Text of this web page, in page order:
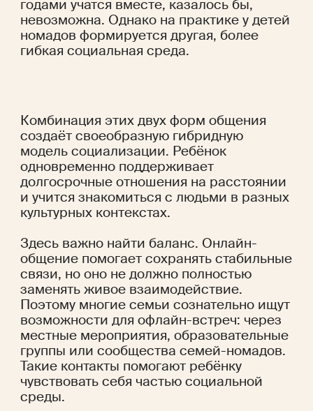
годами учатся вместе, казалось бы,
невозможна. Однако на практике у детей
номадов формируется другая, более
гибкая социальная среда.
Комбинация этих двух форм общения
создаёт своеобразную гибридную
модель социализации. Ребёнок
одновременно поддерживает
долгосрочные отношения на расстоянии
и учится знакомиться с людьми в разных
культурных контекстах.
Здесь важно найти баланс. Онлайн-
общение помогает сохранять стабильные
связи, но оно не должно полностью
заменять живое взаимодействие.
Поэтому многие семьи сознательно ищут
возможности для офлайн-встреч: через
местные мероприятия, образовательные
группы или сообщества семей-номадов.
Такие контакты помогают ребёнку
чувствовать себя частью социальной
среды.